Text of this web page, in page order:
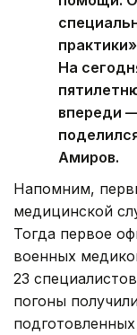
На
впереди
Амиров.
Напомним,
медицинской
Тогда первое
военных
23
погоны